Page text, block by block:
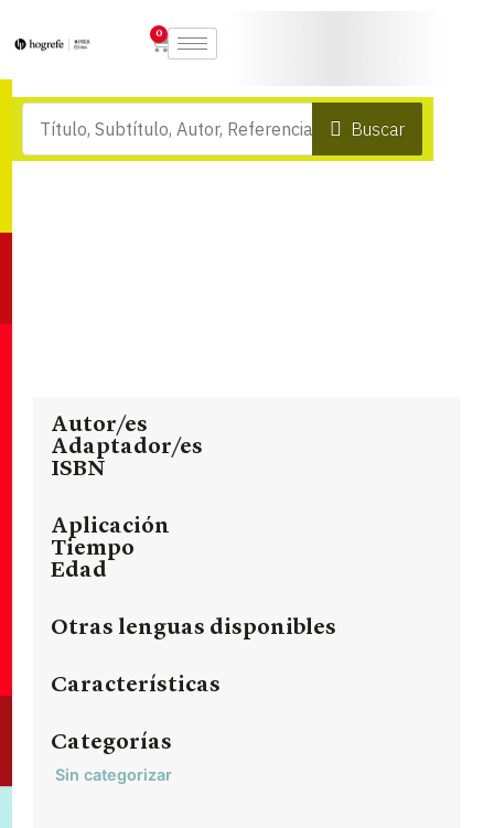
0
Buscar
Autor/es
Adaptador/es
ISBN
Aplicación
Tiempo
Edad
Otras lenguas disponibles
Características
Categorías
Sin categorizar